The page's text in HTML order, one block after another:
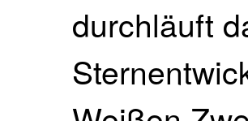
durchläuft